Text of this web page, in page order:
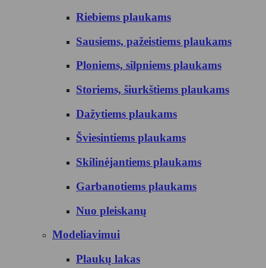
Riebiems plaukams
Sausiems, pažeistiems plaukams
Ploniems, silpniems plaukams
Storiems, šiurkštiems plaukams
Dažytiems plaukams
Šviesintiems plaukams
Skilinėjantiems plaukams
Garbanotiems plaukams
Nuo pleiskanų
Modeliavimui
Plaukų lakas